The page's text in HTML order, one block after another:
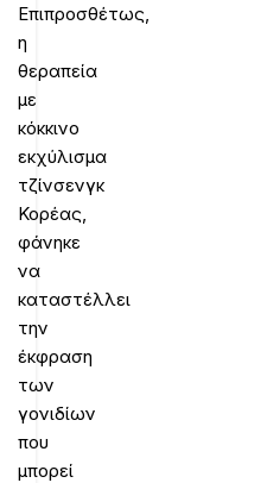
Επιπροσθέτως,
η
θεραπεία
με
κόκκινο
εκχύλισμα
τζίνσενγκ
Κορέας,
φάνηκε
να
καταστέλλει
την
έκφραση
των
γονιδίων
που
μπορεί